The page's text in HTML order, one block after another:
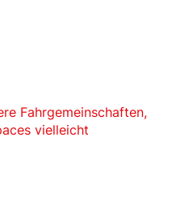
Fahrgemeinschaften,
vielleicht